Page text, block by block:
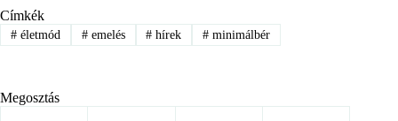
Címkék
#életmód #emelés # hírek # minimálbér
Megosztás